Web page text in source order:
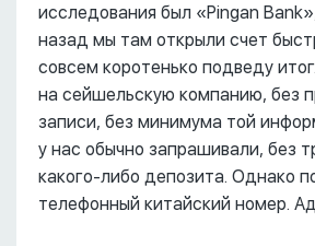
исследования был «Pingan
назад мы там открыли счет
совсем коротенько подведу
на сейшельскую компанию, без
записи, без минимума той
у нас обычно запрашивали, без
какого-либо депозита. Однако
телефонный китайский номер.